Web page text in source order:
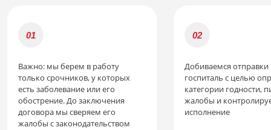
Важно: мы берем в работу
только срочников, у которых
есть заболевание или его
обострение. До заключения
договора мы сверяем его
жалобы с законодательством
Добиваемся отправки
госпиталь с целью
категории годности,
жалобы и
исполнение